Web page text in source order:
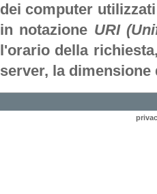
dei computer
in notazione URI
l'orario della
server, la dimensione